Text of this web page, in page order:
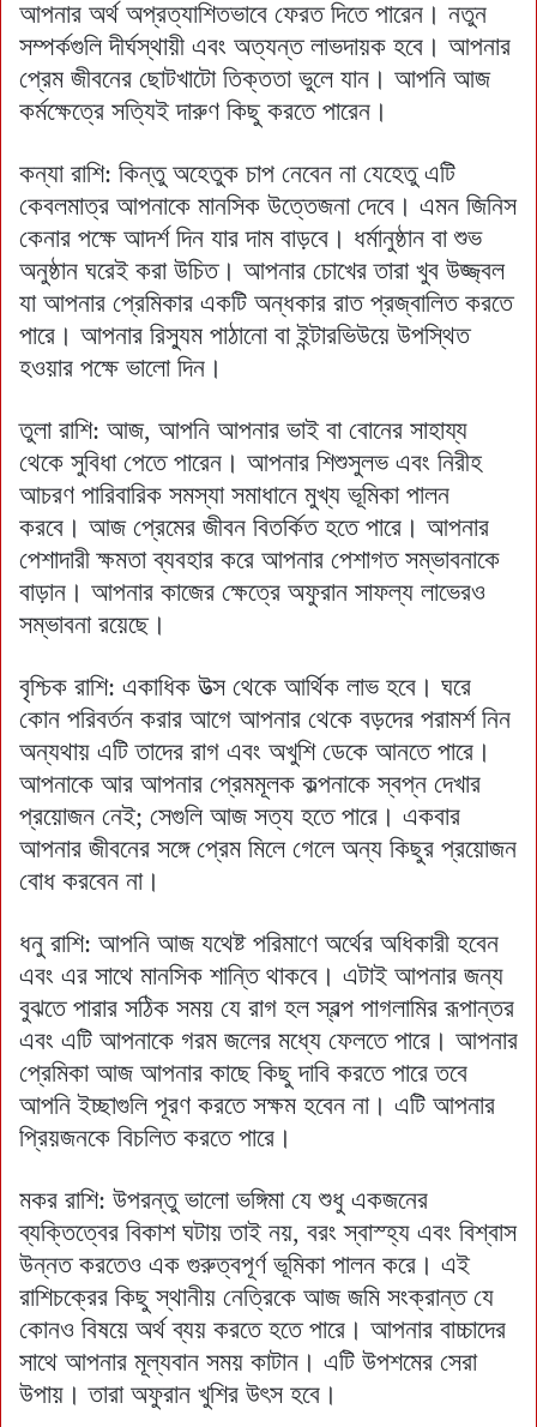
আপনার অর্থ অপ্রত্যাশিতভাবে ফেরত দিতে পারেন। নতুন
সম্পর্কগুলি দীর্ঘস্থায়ী এবং অত্যন্ত লাভদায়ক হবে। আপনার
প্রেম জীবনের ছোটখাটো তিক্ততা ভুলে যান। আপনি আজ
কর্মক্ষেত্রে সত্যিই দারুণ কিছু করতে পারেন।
কন্যা রাশি: কিন্তু অহেতুক চাপ নেবেন না যেহেতু এটি
কেবলমাত্র আপনাকে মানসিক উত্তেজনা দেবে। এমন জিনিস
কেনার পক্ষে আদর্শ দিন যার দাম বাড়বে। ধর্মানুষ্ঠান বা শুভ
অনুষ্ঠান ঘরেই করা উচিত। আপনার চোখের তারা খুব উজ্জ্বল
যা আপনার প্রেমিকার একটি অন্ধকার রাত প্রজ্বালিত করতে
পারে। আপনার রিস্যুম পাঠানো বা ইন্টারভিউয়ে উপস্থিত
হওয়ার পক্ষে ভালো দিন।
তুলা রাশি: আজ, আপনি আপনার ভাই বা বোনের সাহায্য
থেকে সুবিধা পেতে পারেন। আপনার শিশুসুলভ এবং নিরীহ
আচরণ পারিবারিক সমস্যা সমাধানে মুখ্য ভূমিকা পালন
করবে। আজ প্রেমের জীবন বিতর্কিত হতে পারে। আপনার
পেশাদারী ক্ষমতা ব্যবহার করে আপনার পেশাগত সম্ভাবনাকে
বাড়ান। আপনার কাজের ক্ষেত্রে অফুরান সাফল্য লাভেরও
সম্ভাবনা রয়েছে।
বৃশ্চিক রাশি: একাধিক উত্স থেকে আর্থিক লাভ হবে। ঘরে
কোন পরিবর্তন করার আগে আপনার থেকে বড়দের পরামর্শ নিন
অন্যথায় এটি তাদের রাগ এবং অখুশি ডেকে আনতে পারে।
আপনাকে আর আপনার প্রেমমূলক কল্পনাকে স্বপ্ন দেখার
প্রয়োজন নেই; সেগুলি আজ সত্য হতে পারে। একবার
আপনার জীবনের সঙ্গে প্রেম মিলে গেলে অন্য কিছুর প্রয়োজন
বোধ করবেন না।
ধনু রাশি: আপনি আজ যথেষ্ট পরিমাণে অর্থের অধিকারী হবেন
এবং এর সাথে মানসিক শান্তি থাকবে। এটাই আপনার জন্য
বুঝতে পারার সঠিক সময় যে রাগ হল স্বল্প পাগলামির রূপান্তর
এবং এটি আপনাকে গরম জলের মধ্যে ফেলতে পারে। আপনার
প্রেমিকা আজ আপনার কাছে কিছু দাবি করতে পারে তবে
আপনি ইচ্ছাগুলি পূরণ করতে সক্ষম হবেন না। এটি আপনার
প্রিয়জনকে বিচলিত করতে পারে।
মকর রাশি: উপরন্তু ভালো ভঙ্গিমা যে শুধু একজনের
ব্যক্তিত্বের বিকাশ ঘটায় তাই নয়, বরং স্বাস্হ্য এবং বিশ্বাস
উন্নত করতেও এক গুরুত্বপূর্ণ ভূমিকা পালন করে। এই
রাশিচক্রের কিছু স্থানীয় নেত্রিকে আজ জমি সংক্রান্ত যে
কোনও বিষয়ে অর্থ ব্যয় করতে হতে পারে। আপনার বাচ্চাদের
সাথে আপনার মূল্যবান সময় কাটান। এটি উপশমের সেরা
উপায়। তারা অফুরান খুশির উৎস হবে।